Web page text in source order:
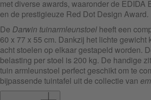
met diverse awards, waaronder de EDIDA
en de prestigieuze Red Dot Design Award.
De Darwin tuinarmleunstoel heeft een
60 x 77 x 55 cm. Dankzij het lichte gewicht
acht stoelen op elkaar gestapeld worden.
belasting per stoel is 200 kg. De handige
tuin armleunstoel perfect geschikt om te
bijpassende tuintafel uit de collectie van